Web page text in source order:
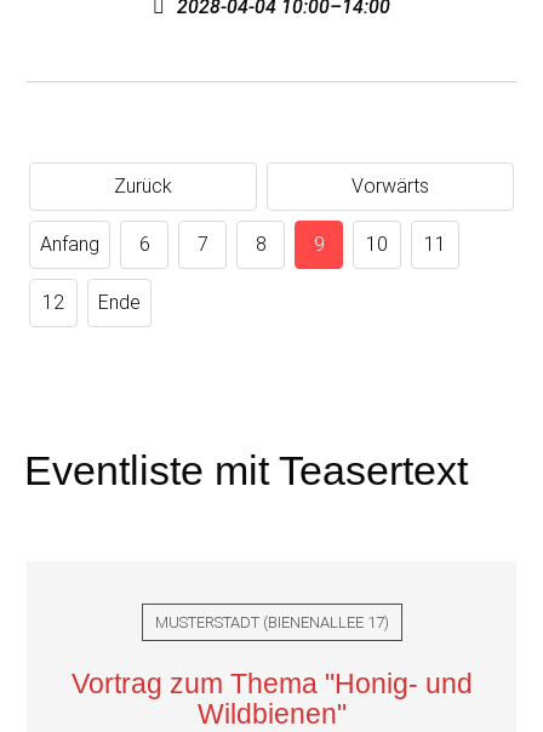
2028-04-04 10:00–14:00
Zurück Vorwärts
Anfang 6 7 8 9 10 11
12 Ende
Eventliste mit Teasertext
MUSTERSTADT(BIENENALLEE 17)
Vortrag zum Thema "Honig- und
Wildbienen"